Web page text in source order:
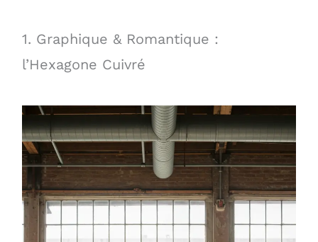
1. Graphique & Romantique :
l’Hexagone Cuivré